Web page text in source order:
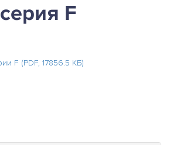
F
F (PDF, 17856.5 КБ)